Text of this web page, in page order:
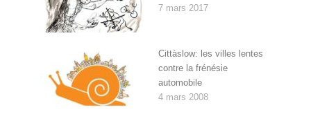
7 mars 2017
Cittàslow: les villes lentes
contre la frénésie
automobile
4 mars 2008